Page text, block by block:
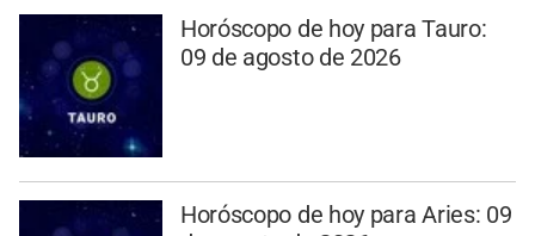
Horóscopo de hoy para Tauro:
09 de agosto de 2026
Horóscopo de hoy para Aries: 09